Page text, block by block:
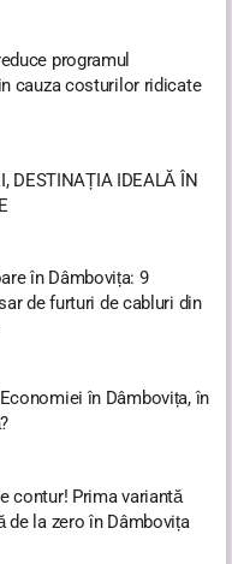
programul
cauza costurilor ridicate
DESTINAȚIA IDEALĂ ÎN
în Dâmbovița: 9
de furturi de cabluri din
în Dâmbovița, în
contur! Prima variantă
la zero în Dâmbovița